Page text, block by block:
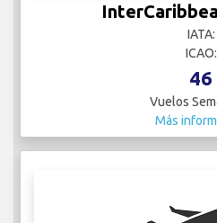
IATA:
ICAO:
46
Vuelos
Más